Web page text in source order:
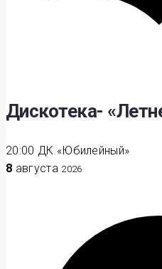
Дискотека-
20:00 ДК «Юбилейный»
8 августа 2026